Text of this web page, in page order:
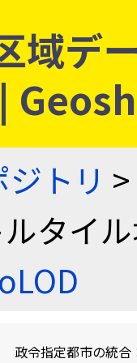
域デ
トリ >
タイ
政令指定都市の統